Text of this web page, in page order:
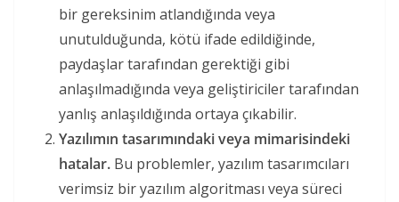
bir gereksinim atlandığında veya
unutulduğunda, kötü ifade edildiğinde,
paydaşlar tarafından gerektiği gibi
anlaşılmadığında veya geliştiriciler tarafından
yanlış anlaşıldığında ortaya çıkabilir.
Yazılımın tasarımındaki veya mimarisindeki
hatalar. Bu problemler, yazılım tasarımcıları
verimsiz bir yazılım algoritması veya süreci